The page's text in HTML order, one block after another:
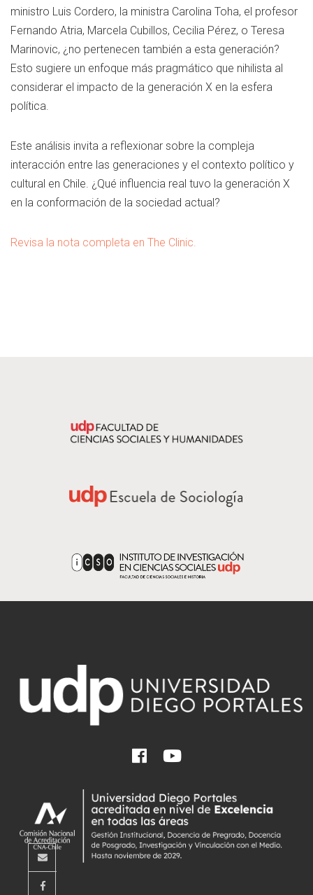
ministro Luis Cordero, la ministra Carolina Toha, el profesor
Fernando Atria, Marcela Cubillos, Cecilia Pérez, o Teresa
Marinovic, ¿no pertenecen también a esta generación?
Esto sugiere un enfoque más pragmático que nihilista al
considerar el impacto de la generación X en la esfera
política.
Este análisis invita a reflexionar sobre la compleja
interacción entre las generaciones y el contexto político y
cultural en Chile. ¿Qué influencia real tuvo la generación X
en la conformación de la sociedad actual?
Revisa la nota completa en The Clinic.